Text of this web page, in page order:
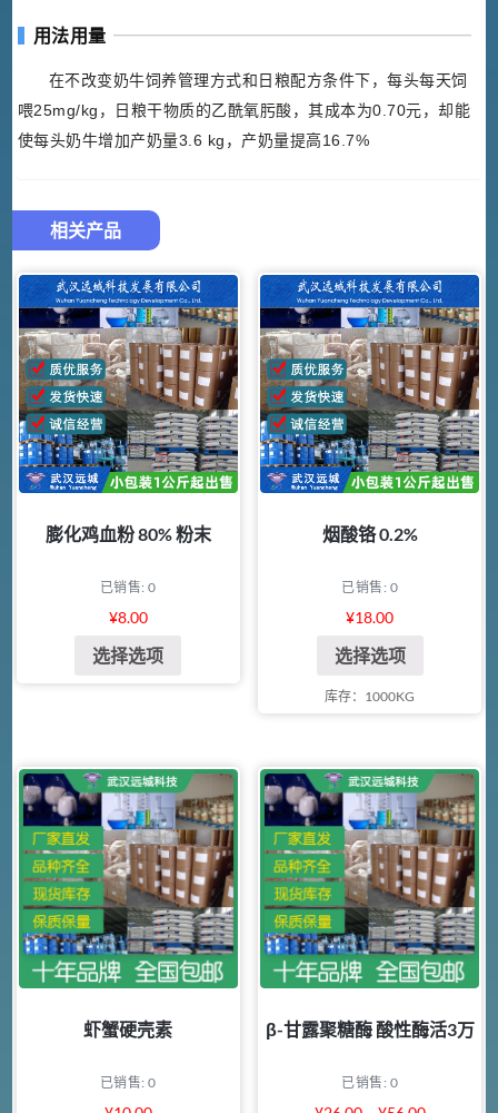
用法用量
在不改变奶牛饲养管理方式和日粮配方条件下，每头每天饲
喂25mg/kg，日粮干物质的乙酰氧肟酸，其成本为0.70元，却能
使每头奶牛增加产奶量3.6 kg，产奶量提高16.7%
相关产品
膨化鸡血粉 80% 粉末
已销售: 0
¥8.00
选择选项
烟酸铬 0.2%
已销售: 0
¥18.00
选择选项
库存：1000KG
虾蟹硬壳素
已销售: 0
β-甘露聚糖酶 酸性酶活3万
已销售: 0